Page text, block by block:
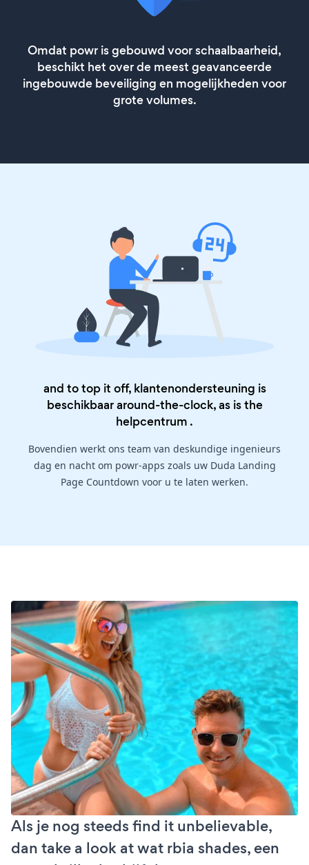
Omdat powr is gebouwd voor schaalbaarheid,
beschikt het over de meest geavanceerde
ingebouwde beveiliging en mogelijkheden voor
grote volumes.
and to top it off, klantenondersteuning is
beschikbaar around-the-clock, as is the
helpcentrum .
Bovendien werkt ons team van deskundige ingenieurs
dag en nacht om powr-apps zoals uw Duda Landing
Page Countdown voor u te laten werken.
Als je nog steeds find it unbelievable,
dan take a look at wat rbia shades, een